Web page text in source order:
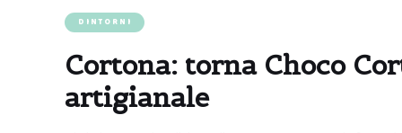
DINTORNI
Cortona: torna Choco
artigianale